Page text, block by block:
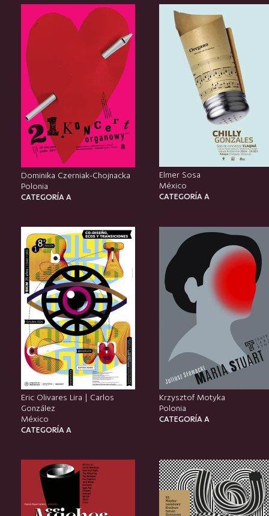
Dominika Czerniak-Chojnacka
Polonia
CATEGORÍA A
Elmer Sosa
México
CATEGORÍA A
Eric Olivares Lira | Carlos
González
México
CATEGORÍA A
Krzysztof Motyka
Polonia
CATEGORÍA A